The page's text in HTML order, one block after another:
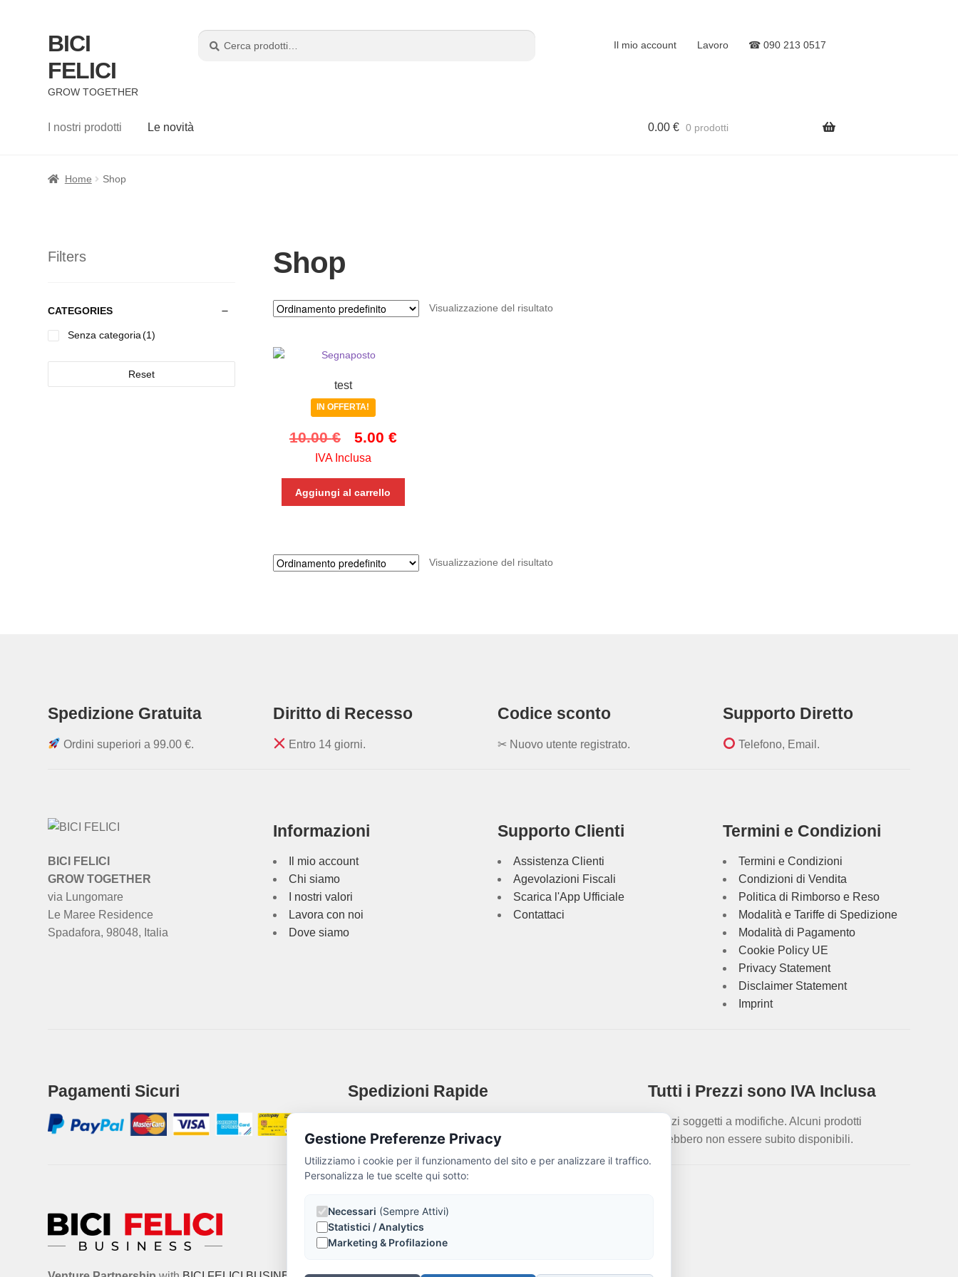
BICI
FELICI
GROW TOGETHER
Cerca:
Cerca
Il mio account Lavoro ☎ 090 213 0517
I nostri prodotti Le novità 0.00 € 0 prodotti
Home Shop
Shop
Visualizzazione del risultato
test
IN OFFERTA!
10.00€
prezzo
originale
era:
5.00 €Il
attuale
è:
IVA Inclusa
Aggiungi al carrello
Visualizzazione del risultato
Filters
CATEGORIES
Senza categoria (1)
Reset
Spedizione Gratuita
Ordini superiori a99.00€.
Diritto di Recesso
Entro 14 giorni.
Codice sconto
✂ Nuovo utente registrato.
Supporto Diretto
Telefono, Email.
BICI FELICI
GROW TOGETHER
via Lungomare
Le Maree Residence
Spadafora, 98048, Italia
Informazioni
Il mio account
Chi siamo
I nostri valori
Lavora con noi
Dove siamo
Supporto Clienti
Assistenza Clienti
Agevolazioni Fiscali
Scarica l'App Ufficiale
Contattaci
Termini e Condizioni
Termini e Condizioni
Condizioni di Vendita
Politica di Rimborso e Reso
Modalità e Tariffe di Spedizione
Modalità di Pagamento
Cookie Policy UE
Privacy Statement
Disclaimer Statement
Imprint
Pagamenti Sicuri Spedizioni Rapide Tutti i Prezzi sono IVA Inclusa
Prezzi soggetti a modifiche. Alcuni prodotti
potrebbero non essere subito disponibili.
Gestione Preferenze Privacy
Utilizziamo i cookie per il funzionamento del sito e per analizzare il traffico.
Personalizza le tue scelte qui sotto:
Necessari (Sempre Attivi)
Statistici / Analytics
Marketing & Profilazione